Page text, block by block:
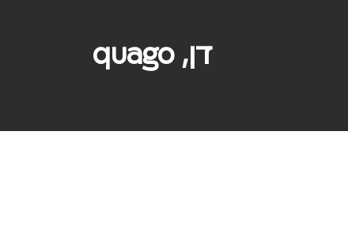
דן, quago